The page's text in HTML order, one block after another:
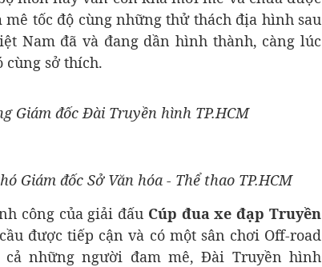
tốc độ cùng những thử thách địa hình sau
Nam đã và đang dần hình thành, càng lúc
cùng sở thích.
Giám đốc Đài Truyền hình TP.HCM
Giám đốc Sở Văn hóa - Thể thao TP.HCM
công của giải đấu Cúp đua xe đạp Truyền
được tiếp cận và có một sân chơi Off-road
những người đam mê, Đài Truyền hình